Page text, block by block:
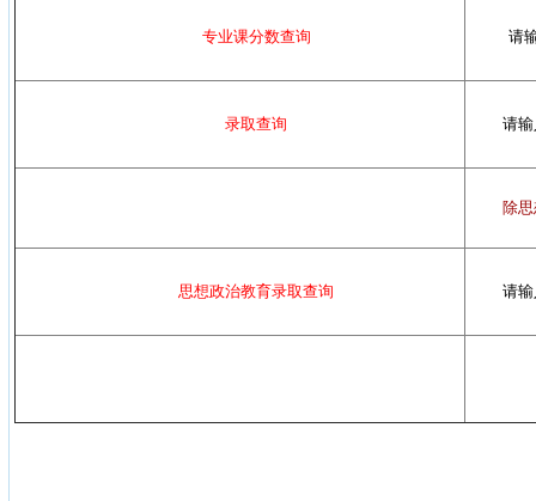
专业课分数查询 请
录取查询 请
除
思想政治教育录取查询 请